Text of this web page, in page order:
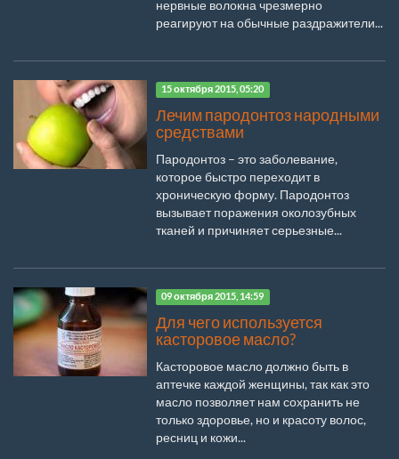
нервные волокна чрезмерно
реагируют на обычные раздражители...
15 октября 2015, 05:20
Лечим пародонтоз народными
средствами
Пародонтоз – это заболевание,
которое быстро переходит в
хроническую форму. Пародонтоз
вызывает поражения околозубных
тканей и причиняет серьезные...
09 октября 2015, 14:59
Для чего используется
касторовое масло?
Касторовое масло должно быть в
аптечке каждой женщины, так как это
масло позволяет нам сохранить не
только здоровье, но и красоту волос,
ресниц и кожи...